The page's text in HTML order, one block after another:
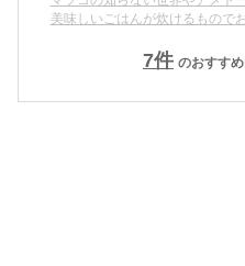
美味しいごはんが炊けるもので
7件 のおすす